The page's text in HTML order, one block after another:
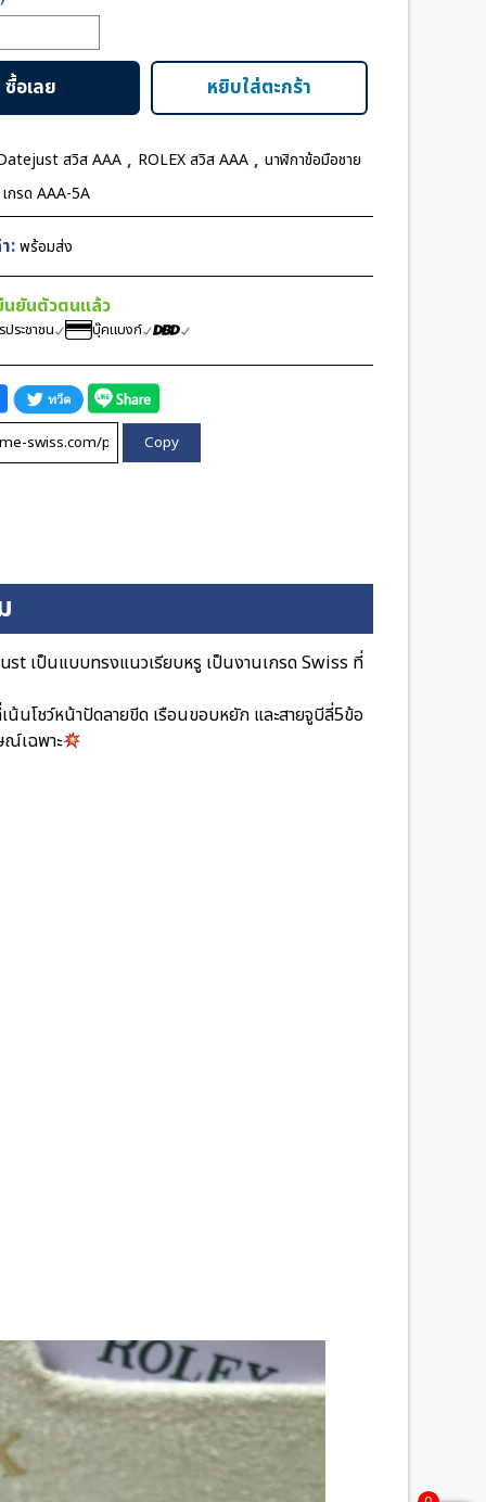
หยิบใส่ตะกร้า
ซื้อเลย
สวิส AAA , ROLEX สวิส AAA , นาฬิกาข้อมือชาย
กรด AAA-5A
:พร้อมส่ง
นยันตัวตนแล้ว
ระชาชน บุ๊คแบงก์
Copy
เป็นแบบทรงแนวเรียบหรู เป็นงานเกรด Swiss ที่
นโชว์หน้าปัดลายขีด เรือนขอบหยัก และสายจูบีลี่5ข้อ
ณ์เฉพาะ